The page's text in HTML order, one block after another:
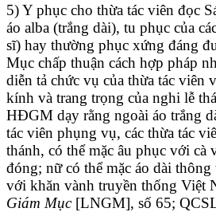
5) Y phục cho thừa tác viên đọc
áo alba (trắng dài), tu phục của
sĩ) hay thường phục xứng đáng
Mục chấp thuận cách hợp pháp
diễn tả chức vụ của thừa tác viên
kính và trang trọng của nghi lễ
HĐGM dạy rằng ngoài áo trắng
tác viên phụng vụ, các thừa tác
thánh, có thể mặc âu phục với cà
đóng; nữ có thể mặc áo dài thông
với khăn vành truyền thống Việt
Giám Mục[LNGM], số 65;